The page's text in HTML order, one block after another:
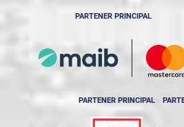
PARTENER PRINCIPAL
PARTENER PRINCIPAL